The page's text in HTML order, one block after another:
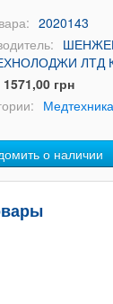
2020143
ЛТД
1571,00 грн
Медтехника
о наличии